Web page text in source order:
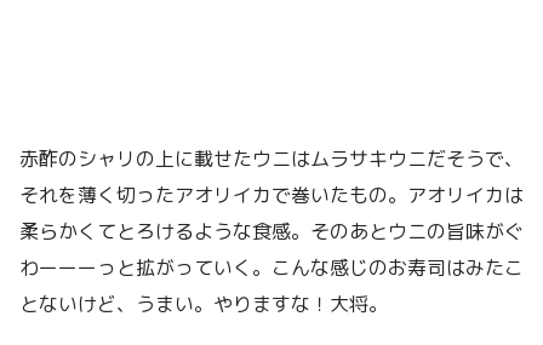
赤酢のシャリの上に載せたウニはムラサキウニだそうで、
それを薄く切ったアオリイカで巻いたもの。アオリイカは
柔らかくてとろけるような食感。そのあとウニの旨味がぐ
わーーーっと拡がっていく。こんな感じのお寿司はみたこ
とないけど、うまい。やりますな！大将。